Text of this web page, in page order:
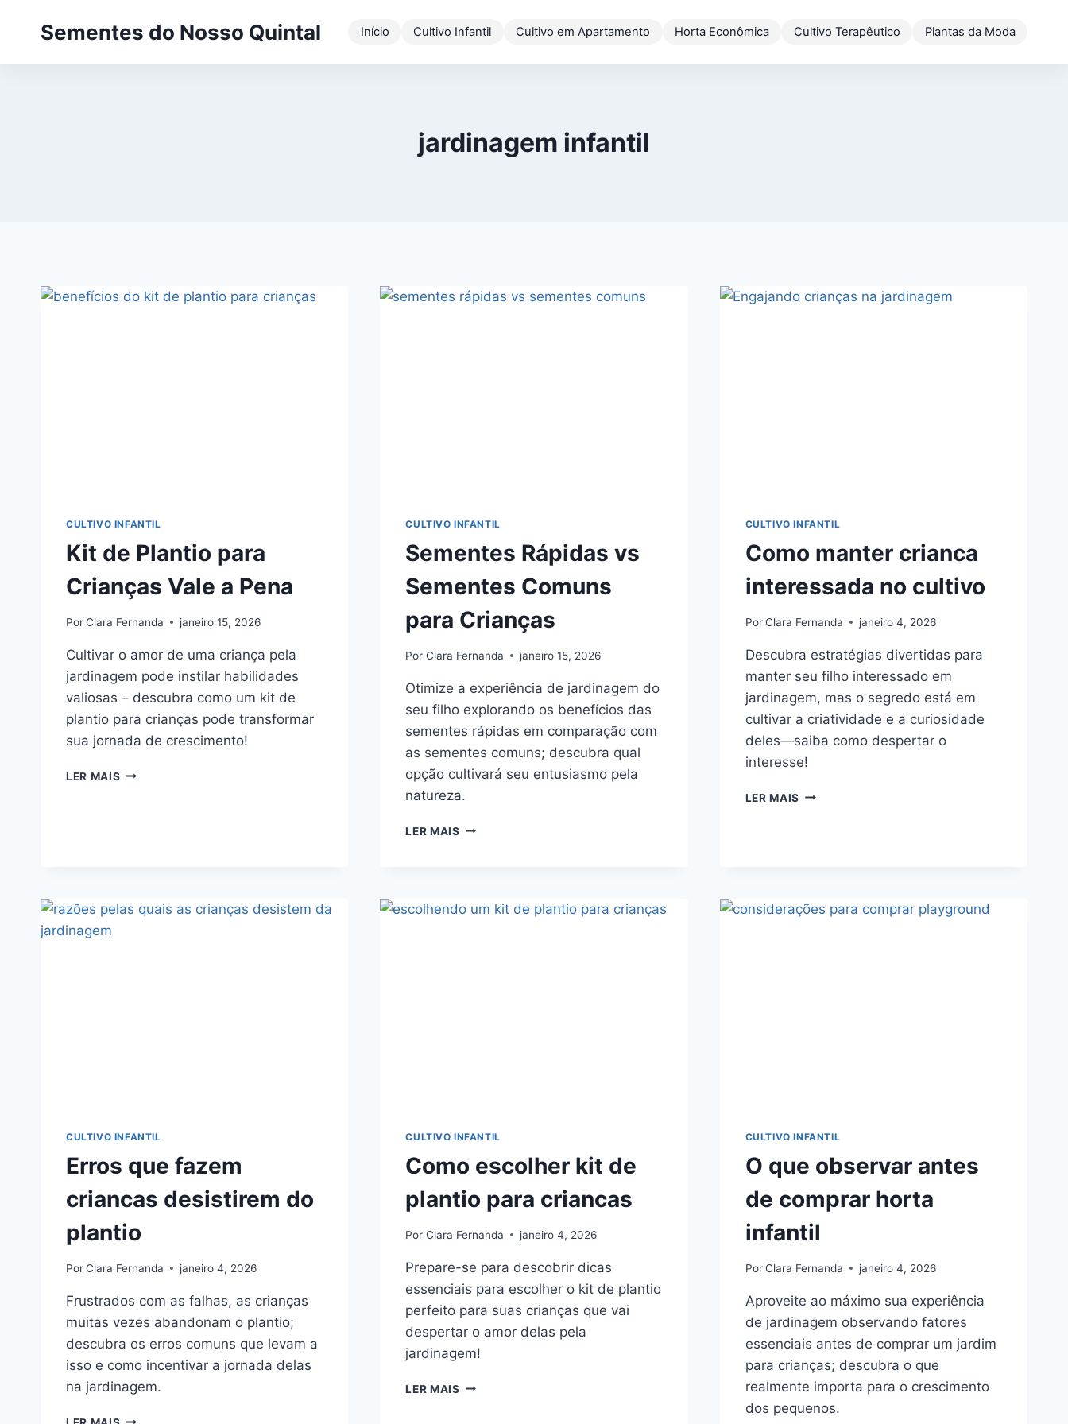
Sementes do Nosso Quintal Início Cultivo Infantil Cultivo em Apartamento Horta Econômica Cultivo Terapêutico Plantas da Moda
jardinagem infantil
CULTIVO INFANTIL
Kit de Plantio para
Crianças Vale a Pena
PorClara Fernanda janeiro 15, 2026
Cultivar o amor de uma criança pela
jardinagem pode instilar habilidades
valiosas – descubra como um kit de
plantio para crianças pode transformar
sua jornada de crescimento!
LER MAIS KIT
CULTIVO INFANTIL
Sementes Rápidas vs
Sementes Comuns
para Crianças
Por Clara Fernanda janeiro 15, 2026
Otimize a experiência de jardinagem do
seu filho explorando os benefícios das
sementes rápidas em comparação com
as sementes comuns; descubra qual
opção cultivará seu entusiasmo pela
natureza.
LER MAIS SEMENTES
PARA
CULTIVO INFANTIL
Como manter crianca
interessada no cultivo
Por Clara Fernanda janeiro 4, 2026
Descubra estratégias divertidas para
manter seu filho interessado em
jardinagem, mas o segredo está em
cultivar a criatividade e a curiosidade
deles—saiba como despertar o
interesse!
LER MAIS COMO
CULTIVO INFANTIL
Erros que fazem
criancas desistirem do
plantio
PorClara Fernanda janeiro 4, 2026
Frustrados com as falhas, as crianças
muitas vezes abandonam o plantio;
descubra os erros comuns que levam a
isso e como incentivar a jornada delas
na jardinagem.
ERROS
CULTIVO INFANTIL
Como escolher kit de
plantio para criancas
Por Clara Fernanda janeiro 4, 2026
Prepare-se para descobrir dicas
essenciais para escolher o kit de plantio
perfeito para suas crianças que vai
despertar o amor delas pela
jardinagem!
LER MAIS COMO
CULTIVO INFANTIL
O que observar antes
de comprar horta
infantil
Por Clara Fernanda janeiro 4, 2026
Aproveite ao máximo sua experiência
de jardinagem observando fatores
essenciais antes de comprar um jardim
para crianças; descubra o que
realmente importa para o crescimento
dos pequenos.